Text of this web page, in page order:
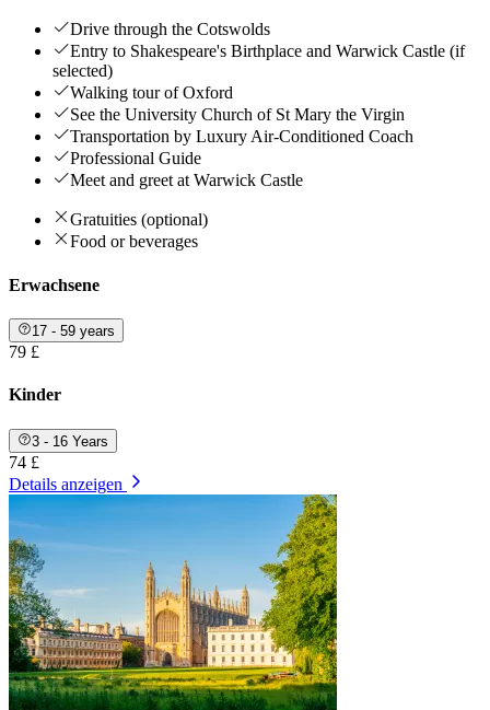
Drive through the Cotswolds
Entry to Shakespeare's Birthplace and Warwick Castle (if
selected)
Walking tour of Oxford
See the University Church of St Mary the Virgin
Transportation by Luxury Air-Conditioned Coach
Professional Guide
Meet and greet at Warwick Castle
Gratuities (optional)
Food or beverages
Erwachsene
17 - 59 years
79 £
Kinder
3 - 16 Years
74 £
Details anzeigen